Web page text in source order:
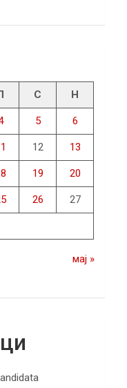
С Н
5 6
12 13
19 20
26 27
мај »